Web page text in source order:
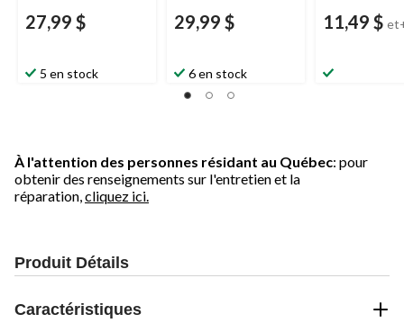
27,99 $
5 en stock
29,99 $
6 en stock
11,49 $
À l'attention des personnes résidant au Québec: pour
obtenir des renseignements sur l'entretien et la
réparation, cliquez ici.
Produit Détails
Caractéristiques